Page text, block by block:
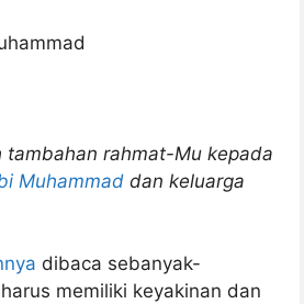
tambahan rahmat-Mu kepada
Muhammad dan keluarga
dibaca sebanyak-
memiliki keyakinan dan